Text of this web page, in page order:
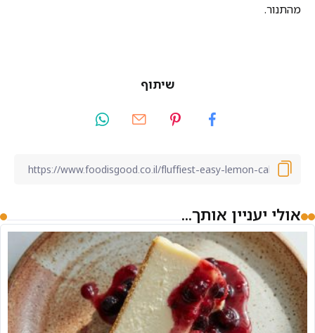
מהתנור.
שיתוף
אולי יעניין אותך...